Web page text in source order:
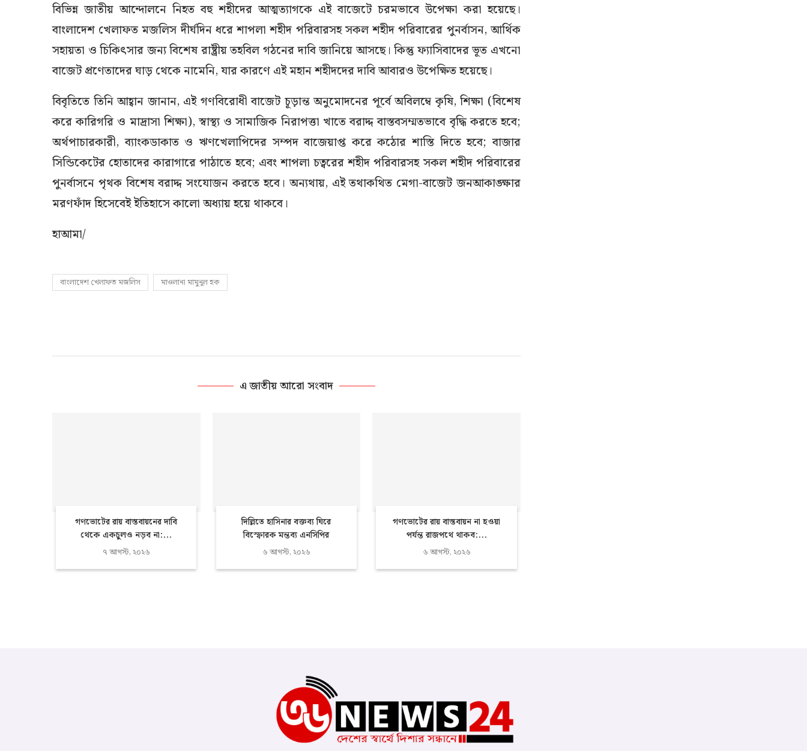
বিভিন্ন জাতীয় আন্দোলনে নিহত বহু শহীদের আত্মত্যাগকে এই বাজেটে চরমভাবে উপেক্ষা করা হয়েছে।
বাংলাদেশ খেলাফত মজলিস দীর্ঘদিন ধরে শাপলা শহীদ পরিবারসহ সকল শহীদ পরিবারের পুনর্বাসন, আর্থিক
সহায়তা ও চিকিৎসার জন্য বিশেষ রাষ্ট্রীয় তহবিল গঠনের দাবি জানিয়ে আসছে। কিন্তু ফ্যাসিবাদের ভূত এখনো
বাজেট প্রণেতাদের ঘাড় থেকে নামেনি, যার কারণে এই মহান শহীদদের দাবি আবারও উপেক্ষিত হয়েছে।
​বিবৃতিতে তিনি আহ্বান জানান, এই গণবিরোধী বাজেট চূড়ান্ত অনুমোদনের পূর্বে অবিলম্বে কৃষি, শিক্ষা (বিশেষ
করে কারিগরি ও মাদ্রাসা শিক্ষা), স্বাস্থ্য ও সামাজিক নিরাপত্তা খাতে বরাদ্দ বাস্তবসম্মতভাবে বৃদ্ধি করতে হবে;
অর্থপাচারকারী, ব্যাংকডাকাত ও ঋণখেলাপিদের সম্পদ বাজেয়াপ্ত করে কঠোর শাস্তি দিতে হবে; বাজার
সিন্ডিকেটের হোতাদের কারাগারে পাঠাতে হবে; এবং শাপলা চত্বরের শহীদ পরিবারসহ সকল শহীদ পরিবারের
পুনর্বাসনে পৃথক বিশেষ বরাদ্দ সংযোজন করতে হবে। অন্যথায়, এই তথাকথিত মেগা-বাজেট জনআকাঙ্ক্ষার
মরণফাঁদ হিসেবেই ইতিহাসে কালো অধ্যায় হয়ে থাকবে।
হাআমা/
বাংলাদেশ খেলাফত মজলিস মাওলানা মামুনুল হক
এ জাতীয় আরো সংবাদ
গণভোটের রায় বাস্তবায়নের দাবি
থেকে একচুলও নড়ব না:...
৭ আগস্ট, ২০২৬
দিল্লিতে হাসিনার বক্তব্য ঘিরে
বিস্ফোরক মন্তব্য এনসিপির
৬ আগস্ট, ২০২৬
গণভোটের রায় বাস্তবায়ন না হওয়া
পর্যন্ত রাজপথে থাকব:...
৬ আগস্ট, ২০২৬